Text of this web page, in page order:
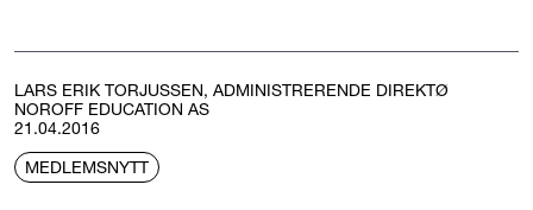
LARS ERIK TORJUSSEN, ADMINISTRERENDE DIREKTØ
NOROFF EDUCATION AS
21.04.2016
MEDLEMSNYTT